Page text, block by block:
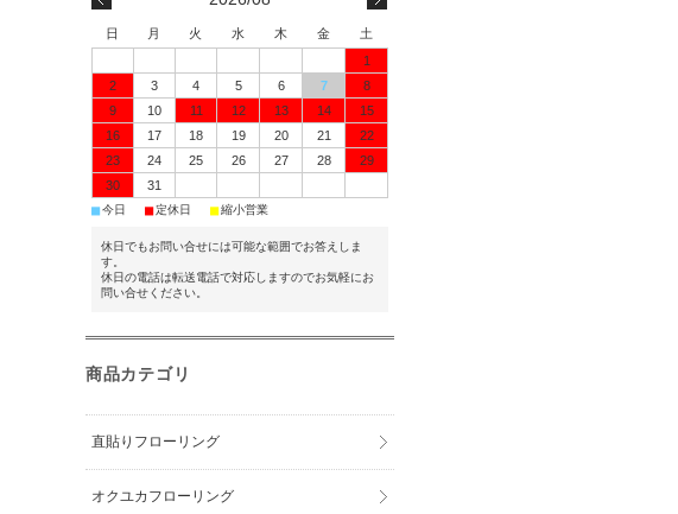
日 月 火 水 木 金
土
1
2
3 4 5 6 7
8
9
10 11 12 13 14
15
16
17 18 19 20 21
22
23
24 25 26 27 28
29
30
31
■今日 ■定休日 ■縮小営業
休日でもお問い合せには可能な範囲でお答えしま
す。
休日の電話は転送電話で対応しますのでお気軽にお
問い合せください。
商品カテゴリ
直貼りフローリング
オクユカフローリング